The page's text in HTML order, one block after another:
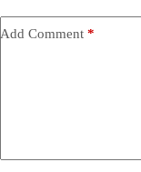
Add Comment *